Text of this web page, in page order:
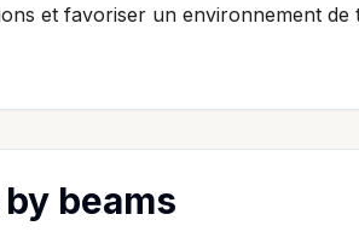
et favoriser un environnement
beams